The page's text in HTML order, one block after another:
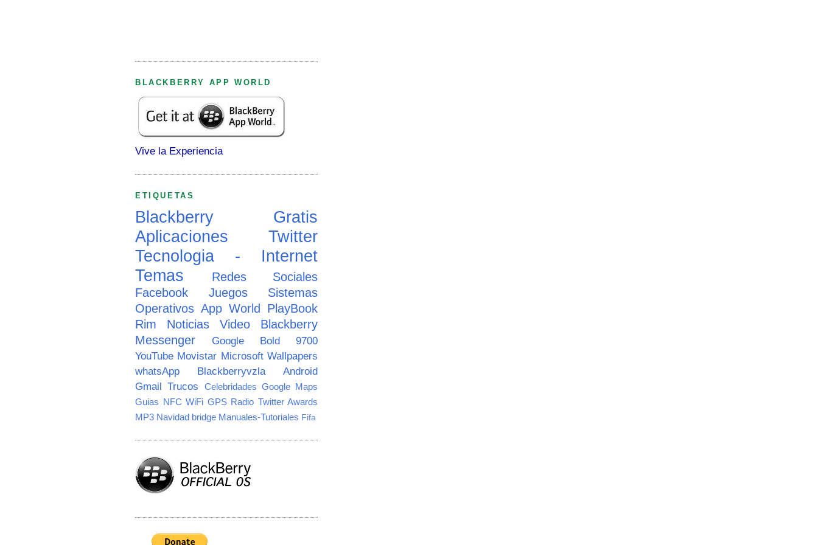
BLACKBERRY APP WORLD
Vive la Experiencia
ETIQUETAS
Blackberry
Gratis
Aplicaciones
Twitter
Tecnologia - Internet
Temas
Redes Sociales
Facebook
Juegos
Sistemas
Operativos App World PlayBook
Rim
Noticias Video
Blackberry
Messenger
Google
Bold 9700
YouTube Movistar Microsoft Wallpapers
whatsApp
Blackberryvzla
Android
Gmail Trucos Celebridades Google Maps
Guias NFC WiFi GPS Radio Twitter Awards
MP3 Navidad bridge Manuales-Tutoriales Fifa